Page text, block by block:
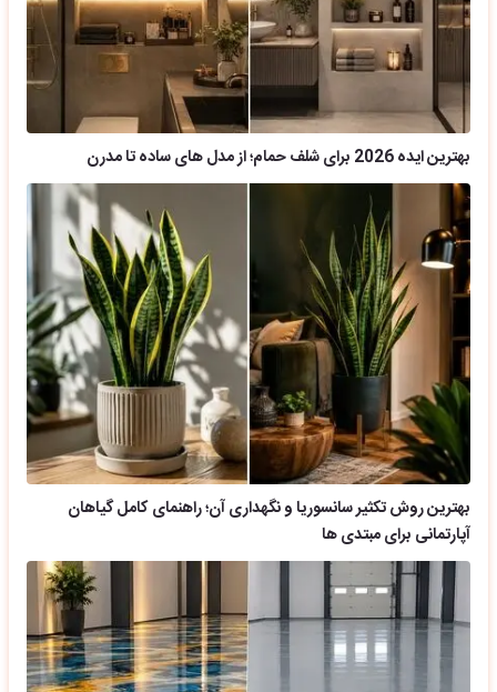
بهترین ایده 2026 برای شلف حمام؛ از مدل های ساده تا مدرن
بهترین روش تکثیر سانسوریا و نگهداری آن؛ راهنمای کامل گیاهان
آپارتمانی برای مبتدی ها